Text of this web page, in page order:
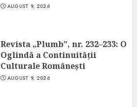
AUGUST 9, 2026
Revista „Plumb”, nr. 232–233: O
Oglindă a Continuității
Culturale Românești
AUGUST 9, 2026